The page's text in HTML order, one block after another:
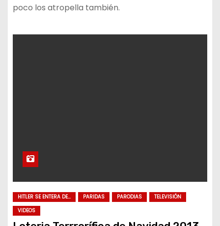
poco los atropella también.
HITLER SE ENTERA DE... PARIDAS PARODIAS
TELEVISIÓN
VIDEOS